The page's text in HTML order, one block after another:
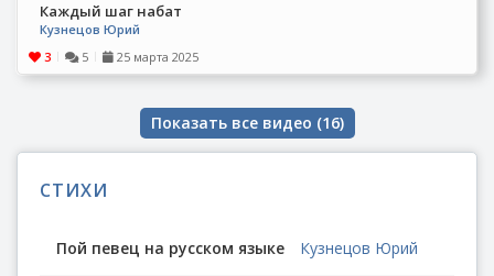
Каждый шаг набат
Кузнецов Юрий
3
5 25 марта 2025
Показать все видео (16)
СТИХИ
Пой певец на русском языке Кузнецов Юрий